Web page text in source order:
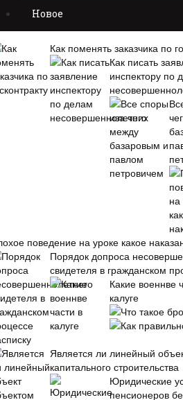
Новое
Как поменять заказчика по
Как писать
инспектору по
поведение на уроке какое
Порядок допроса
свидетеля в гражданском
Какие военнве
калуге
Что такое
Как
Является ли линейный
капитального строительства
Юридические
пенсионеров